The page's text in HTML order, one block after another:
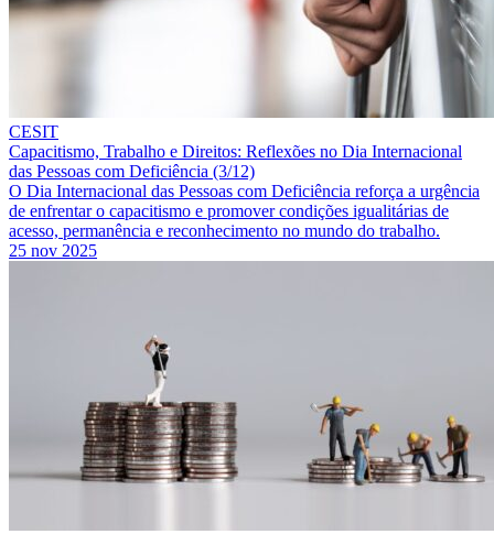
CESIT
Capacitismo, Trabalho e Direitos: Reflexões no Dia Internacional
das Pessoas com Deficiência (3/12)
O Dia Internacional das Pessoas com Deficiência reforça a urgência
de enfrentar o capacitismo e promover condições igualitárias de
acesso, permanência e reconhecimento no mundo do trabalho.
25 nov 2025